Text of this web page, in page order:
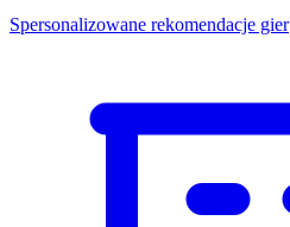
Spersonalizowane rekomendacje gier